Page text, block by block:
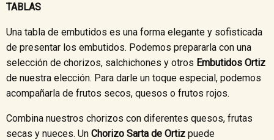
TABLAS
Una tabla de embutidos es una forma elegante y sofisticada
de presentar los embutidos. Podemos prepararla con una
selección de chorizos, salchichones y otros Embutidos Ortiz
de nuestra elección. Para darle un toque especial, podemos
acompañarla de frutos secos, quesos o frutos rojos.
Combina nuestros chorizos con diferentes quesos, frutas
secas y nueces. Un Chorizo Sarta de Ortiz puede